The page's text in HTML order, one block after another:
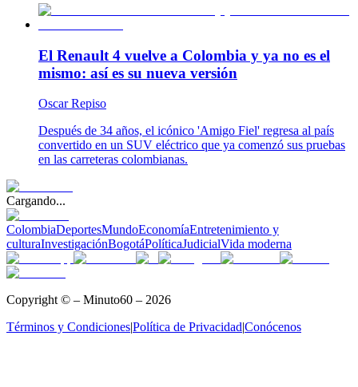
El Renault 4 vuelve a Colombia y ya no es el
mismo: así es su nueva versión
Oscar Repiso
Después de 34 años, el icónico 'Amigo Fiel' regresa al país
convertido en un SUV eléctrico que ya comenzó sus pruebas
en las carreteras colombianas.
Cargando...
ColombiaDeportesMundoEconomíaEntretenimiento y
culturaInvestigaciónBogotáPolíticaJudicialVida moderna
Copyright © – Minuto60 – 2026
Términos y Condiciones|Política de Privacidad|Conócenos